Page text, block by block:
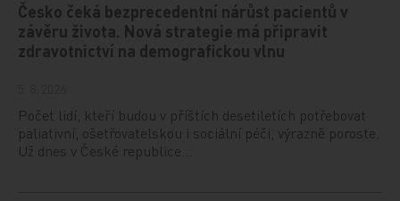
Česko čeká bezprecedentní nárůst pacientů v
závěru života. Nová strategie má připravit
zdravotnictví na demografickou vlnu
Počet lidí, kteří budou v příštích desetiletích potřebovat
paliativní, ošetřovatelskou i sociální péči, výrazně poroste.
Už dnes v České republice…